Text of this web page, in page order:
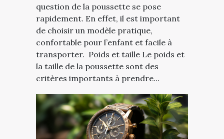
question de la poussette se pose
rapidement. En effet, il est important
de choisir un modèle pratique,
confortable pour l’enfant et facile à
transporter. Poids et taille Le poids et
la taille de la poussette sont des
critères importants à prendre...